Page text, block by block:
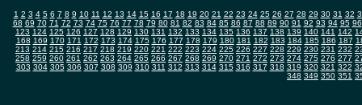
1 2 3 4 5 6 7 8 9 10 11 12 13 14 15 16 17 18 19 20 21 22 23 24 25 26 27 28 29 30 31 32
68 69 70 71 72 73 74 75 76 77 78 79 80 81 82 83 84 85 86 87 88 89 90 91 92 93 94 95 96
123 124 125 126 127 128 129 130 131 132 133 134 135 136 137 138 139 140 141 142
168 169 170 171 172 173 174 175 176 177 178 179 180 181 182 183 184 185 186 187
213 214 215 216 217 218 219 220 221 222 223 224 225 226 227 228 229 230 231 232
258 259 260 261 262 263 264 265 266 267 268 269 270 271 272 273 274 275 276 277
303 304 305 306 307 308 309 310 311 312 313 314 315 316 317 318 319 320 321 322
348 349 350 351